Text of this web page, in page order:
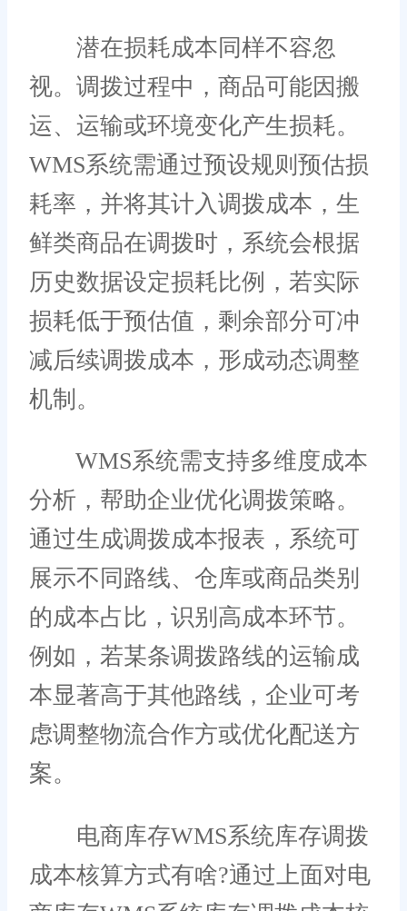
潜在损耗成本同样不容忽
视。调拨过程中，商品可能因搬
运、运输或环境变化产生损耗。
WMS系统需通过预设规则预估损
耗率，并将其计入调拨成本，生
鲜类商品在调拨时，系统会根据
历史数据设定损耗比例，若实际
损耗低于预估值，剩余部分可冲
减后续调拨成本，形成动态调整
机制。
WMS系统需支持多维度成本
分析，帮助企业优化调拨策略。
通过生成调拨成本报表，系统可
展示不同路线、仓库或商品类别
的成本占比，识别高成本环节。
例如，若某条调拨路线的运输成
本显著高于其他路线，企业可考
虑调整物流合作方或优化配送方
案。
电商库存WMS系统库存调拨
成本核算方式有啥?通过上面对电